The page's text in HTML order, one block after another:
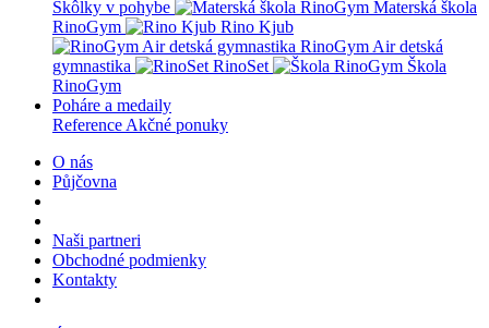
Škôlky v pohybe
Materská škola
RinoGym
Rino Kjub
RinoGym Air detská
gymnastika
RinoSet
Škola
RinoGym
Poháre a medaily
Reference Akčné ponuky
O nás
Půjčovna
Naši partneri
Obchodné podmienky
Kontakty